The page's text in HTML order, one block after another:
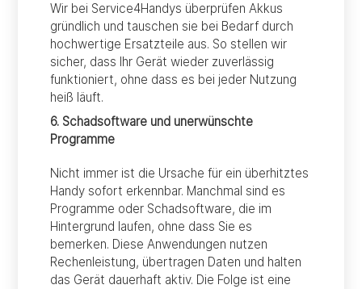
Wir bei Service4Handys überprüfen Akkus
gründlich und tauschen sie bei Bedarf durch
hochwertige Ersatzteile aus. So stellen wir
sicher, dass Ihr Gerät wieder zuverlässig
funktioniert, ohne dass es bei jeder Nutzung
heiß läuft.
6. Schadsoftware und unerwünschte
Programme
Nicht immer ist die Ursache für ein überhitztes
Handy sofort erkennbar. Manchmal sind es
Programme oder Schadsoftware, die im
Hintergrund laufen, ohne dass Sie es
bemerken. Diese Anwendungen nutzen
Rechenleistung, übertragen Daten und halten
das Gerät dauerhaft aktiv. Die Folge ist eine